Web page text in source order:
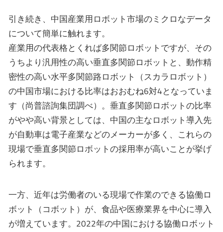
引き続き、中国産業用ロボット市場のミクロなデータ
について簡単に触れます。
産業用の代表格とくれば多関節ロボットですが、その
うちより汎用性の高い垂直多関節ロボットと、動作精
密性の高い水平多関節路ロボット（スカラロボット）
の中国市場における比率はおおむね6対4となっていま
す（尚普諮詢集団調べ）。垂直多関節ロボットの比率
がやや高い背景としては、中国の主なロボット導入先
が自動車は電子産業などのメーカーが多く、これらの
現場で垂直多関節ロボットの採用率が高いことが挙げ
られます。
一方、近年は労働者のいる現場で作業のできる協働ロ
ボット（コボット）が、食品や医療業界を中心に導入
が増えています。2022年の中国における協働ロボット